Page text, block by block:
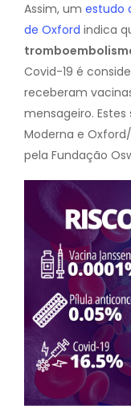
Assim, um estudo
de Oxford indica
Covid-19 é
receberam
mensageiro.
Moderna e
pela Fundação